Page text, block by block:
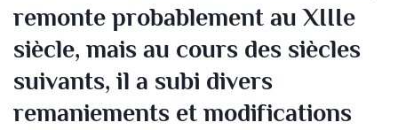
remonte probablement au XIIIe
siècle, mais au cours des siècles
suivants, il a subi divers
remaniements et modifications